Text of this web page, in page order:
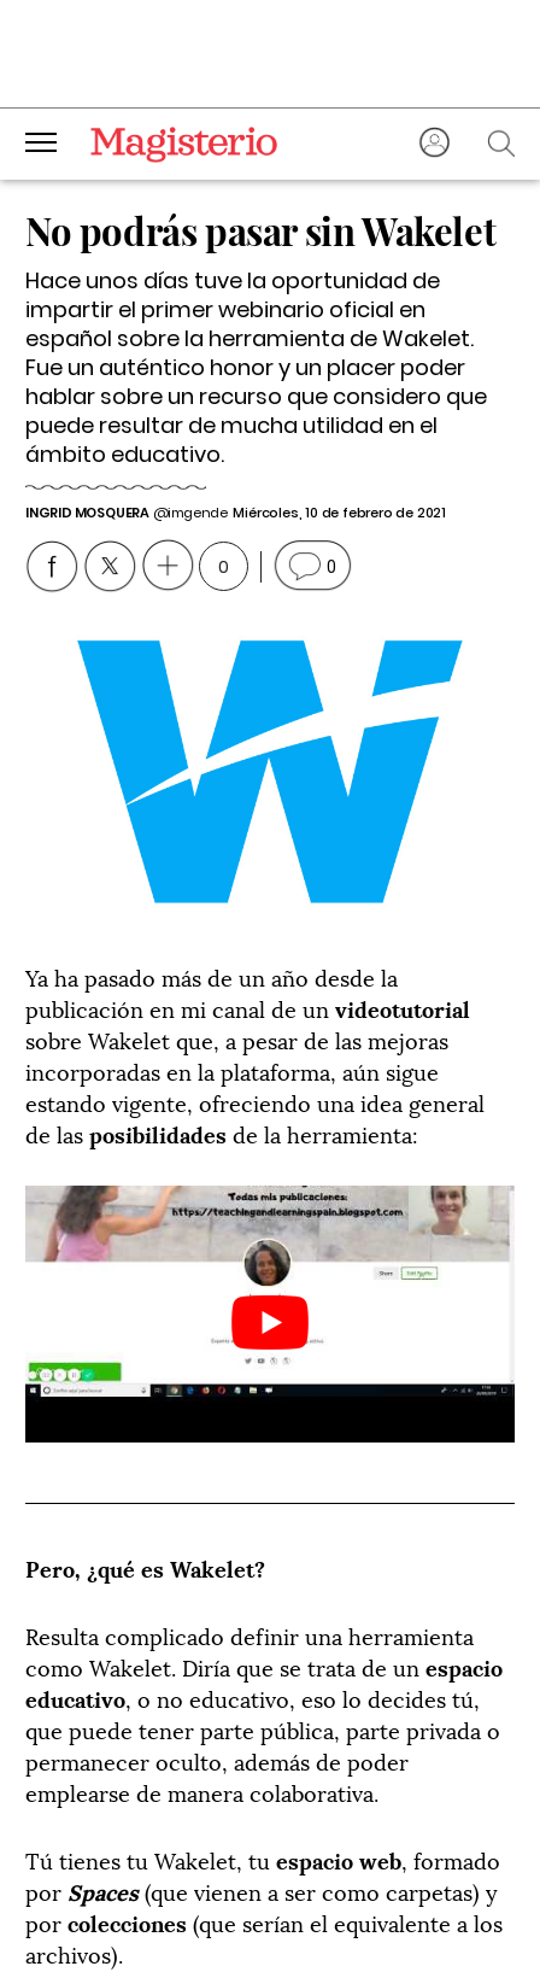
No podrás pasar sin Wakelet
Hace unos días tuve la oportunidad de
impartir el primer webinario oficial en
español sobre la herramienta de Wakelet.
Fue un auténtico honor y un placer poder
hablar sobre un recurso que considero que
puede resultar de mucha utilidad en el
ámbito educativo.
INGRID MOSQUERA @imgende Miércoles, 10 de febrero de 2021
0 0
Ya ha pasado más de un año desde la
publicación en mi canal de un videotutorial
sobre Wakelet que, a pesar de las mejoras
incorporadas en la plataforma, aún sigue
estando vigente, ofreciendo una idea general
de lasposibilidadesde la herramienta:
Pero, ¿qué es Wakelet?
Resulta complicado definir una herramienta
como Wakelet. Diría que se trata de un espacio
educativo, o no educativo, eso lo decides tú,
que puede tener parte pública, parte privada o
permanecer oculto, además de poder
emplearse de manera colaborativa.
Tú tienes tu Wakelet, tu espacio web, formado
por Spaces(que vienen a ser como carpetas) y
porcolecciones(que serían el equivalente a los
archivos).